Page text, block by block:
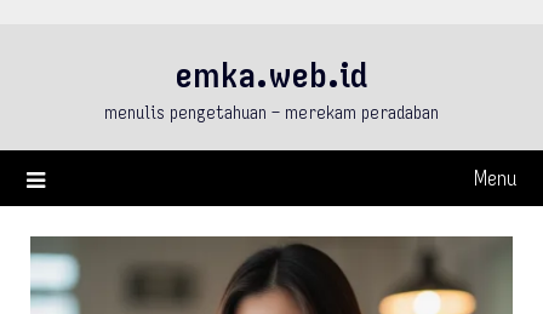
emka.web.id
menulis pengetahuan – merekam peradaban
Menu